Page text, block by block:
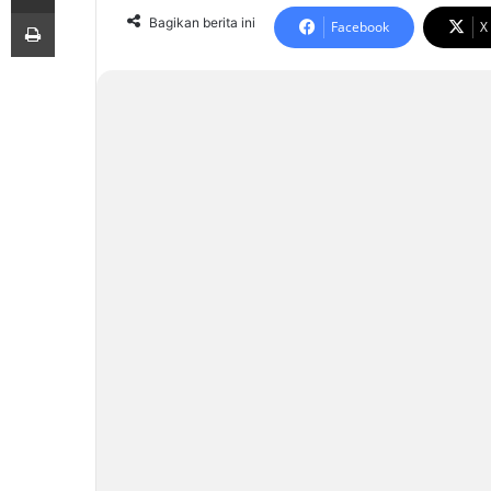
Bagikan berita ini Facebook X